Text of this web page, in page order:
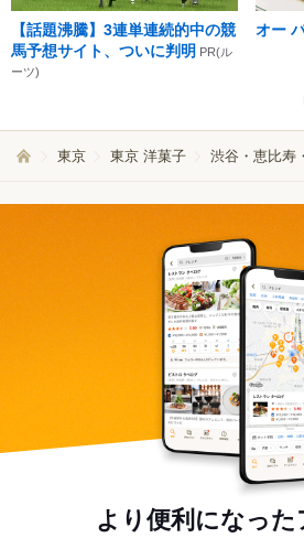
【話題沸騰】3連単連続的中の競
馬予想サイト、ついに判明 PR(ル
ーツ)
オー
東京 東京 洋菓子 渋谷・恵比寿
より便利になっ